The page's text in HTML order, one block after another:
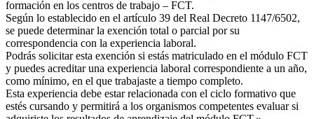
formación en los centros de trabajo – FCT.
Según lo establecido en el artículo 39 del Real Decreto 1147/6502,
se puede determinar la exención total o parcial por su
correspondencia con la experiencia laboral.
Podrás solicitar esta exención si estás matriculado en el módulo FCT
y puedes acreditar una experiencia laboral correspondiente a un año,
como mínimo, en el que trabajaste a tiempo completo.
Esta experiencia debe estar relacionada con el ciclo formativo que
estés cursando y permitirá a los organismos competentes evaluar si